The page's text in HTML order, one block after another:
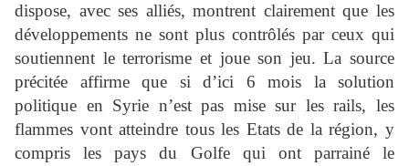
dispose, avec ses alliés, montrent clairement que les
développements ne sont plus contrôlés par ceux qui
soutiennent le terrorisme et joue son jeu. La source
précitée affirme que si d’ici 6 mois la solution
politique en Syrie n’est pas mise sur les rails, les
flammes vont atteindre tous les Etats de la région, y
compris les pays du Golfe qui ont parrainé le